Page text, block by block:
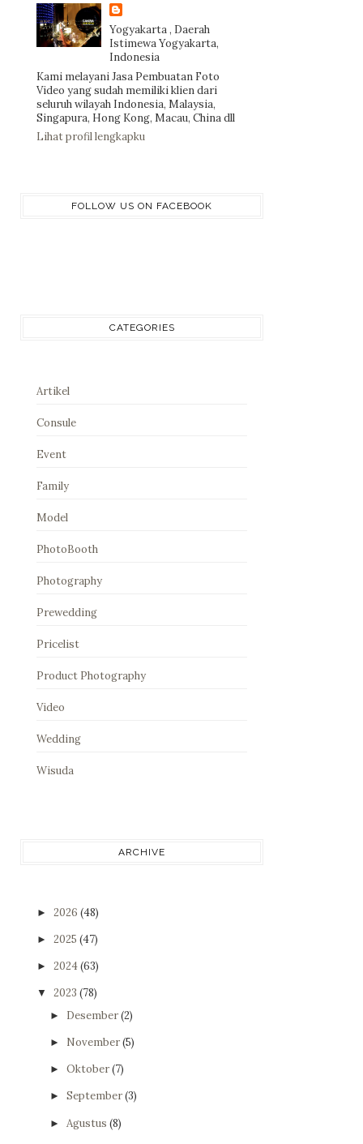
Yogyakarta , Daerah
Istimewa Yogyakarta,
Indonesia
Kami melayani Jasa Pembuatan Foto
Video yang sudah memiliki klien dari
seluruh wilayah Indonesia, Malaysia,
Singapura, Hong Kong, Macau, China dll
Lihat profil lengkapku
FOLLOW US ON FACEBOOK
CATEGORIES
Artikel
Consule
Event
Family
Model
PhotoBooth
Photography
Prewedding
Pricelist
Product Photography
Video
Wedding
Wisuda
ARCHIVE
► 2026 (48)
► 2025 (47)
► 2024(63)
▼ 2023 (78)
► Desember(2)
► November(5)
► Oktober(7)
► September(3)
► Agustus (8)